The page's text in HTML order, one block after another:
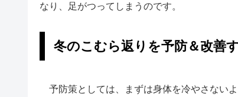
なり、足がつってしまうのです。
冬のこむら返りを予防＆改善
予防策としては、まずは身体を冷やさない